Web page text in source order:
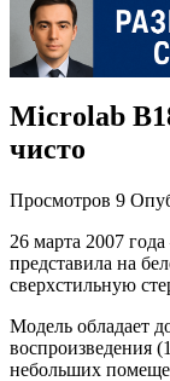
Microlab
чисто
Просмотров 9
26 марта 2007
представила на
сверхстильную
Модель обладает
воспроизведения
небольших